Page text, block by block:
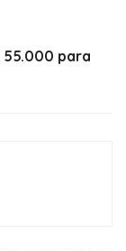
55.000 para